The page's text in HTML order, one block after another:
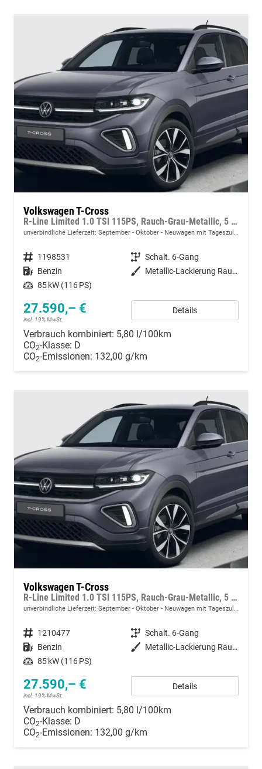
Volkswagen T-Cross
R-Line Limited 1.0 TSI 115PS, Rauch-Grau-Metallic, 5 JAHRE GARANTIE, ANHÄNGERKUPPLUNG, CLIMATRONIC, SITZHEIZUNG, 18" Alu, MATRIX-LED, Adaptiver Tempomat ACC, Parksensoren, Rückfahrkamera, Keyless, Abgedunkelte Scheiben, Radio "Ready2Discover" + App-Connect
unverbindliche Lieferzeit: September - Oktober Neuwagen mit Tageszulassung
Fahrzeugnummer 1198531 Getriebe Schalt. 6-Gang
Kraftstoff Benzin Außenfarbe
Metallic-Lackierung Rauch-Grau
Leistung 85 kW (116 PS)
27.590,– €
incl. 19% MwSt.
Details
Verbrauch kombiniert: 5,80 l/100km
CO2-Klasse: D
CO2-Emissionen: 132,00 g/km
Volkswagen T-Cross
R-Line Limited 1.0 TSI 115PS, Rauch-Grau-Metallic, 5 JAHRE GARANTIE, ANHÄNGERKUPPLUNG, CLIMATRONIC, SITZHEIZUNG, 18" Alu, MATRIX-LED, Adaptiver Tempomat ACC, Parksensoren, Rückfahrkamera, Keyless, Abgedunkelte Scheiben, Radio "Ready2Discover" + App-Connect
unverbindliche Lieferzeit: September - Oktober Neuwagen mit Tageszulassung
Fahrzeugnummer 1210477 Getriebe Schalt. 6-Gang
Kraftstoff Benzin Außenfarbe
Metallic-Lackierung Rauch-Grau
Leistung 85 kW (116 PS)
27.590,– €
incl. 19% MwSt.
Details
Verbrauch kombiniert: 5,80 l/100km
CO2-Klasse: D
CO2-Emissionen: 132,00 g/km